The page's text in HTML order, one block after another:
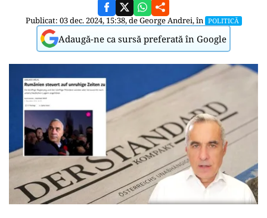
Publicat: 03 dec. 2024, 15:38, deGeorge Andrei, în POLITICĂ
Adaugă-ne ca sursă preferată în Google